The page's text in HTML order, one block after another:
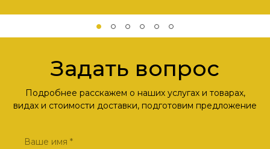
Задать вопрос
Подробнее расскажем о наших услугах и товарах,
видах и стоимости доставки, подготовим предложение